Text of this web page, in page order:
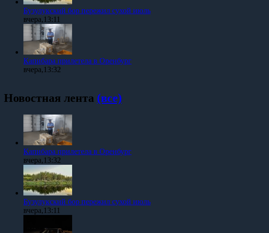
Бузулукский бор пережил сухой июль
вчера,13:11
Капибара прилетела в Оренбург
вчера,13:32
Новостная лента (все)
Капибара прилетела в Оренбург
вчера,13:32
Бузулукский бор пережил сухой июль
вчера,13:11